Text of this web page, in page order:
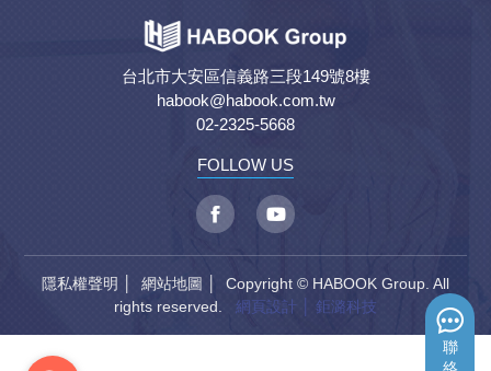
聯
台北市大安區信義路三段149號8樓
habook@habook.com.tw
02-2325-5668
FOLLOW US
隱私權聲明 網站地圖
│ Copyright © HABOOK Group. All
rights reserved. 網頁設計 │ 鉅潞科技